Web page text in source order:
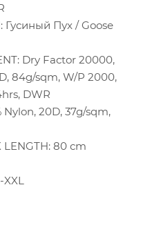
Пух / Goose
Dry Factor 20000,
84g/sqm, W/P 2000,
DWR
20D, 37g/sqm,
80 cm